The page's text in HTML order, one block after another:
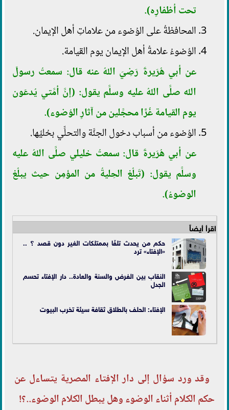
تحت أظفارِه).
المحافظةُ على الوُضوء من علاماتِ أهل الإيمان.
الوُضوءُ علامةُ أهل الإيمان يوم القيامة.
عن أبي هُرَيرةَ رَضِيَ اللهُ عنه قال: سمعتُ رسولَ
الله صلَّى اللهُ عليه وسلَّم يقول: (إنَّ أمَّتي يُدعَون
يوم القيامة غُرًّا محجَّلين من آثارِ الوُضوء).
الوُضوء من أسباب دخول الجنَّة والتحلِّي بحُليِّها.
عن أبي هُرَيرةَ قال: سمعتُ خليلي صلَّى اللهُ عليه
وسلَّم يقول: (تَبلُغ الحِليةُ من المؤمِن حيث يبلُغ
الوضوءُ).
اقرأ أيضاً
حكم من يحدث تلفًا بممتلكات الغير دون قصد ؟ ..
«الإفتاء» ترد
النقاب بين الفرض والسنة والعادة.. دار الإفتاء تحسم
الجدل
الإفتاء: الحلف بالطلاق ثقافة سيئة تخرب البيوت
وقد ورد سؤال إلى دار الإفتاء المصرية يتساءل عن
حكم الكلام أثناء الوضوء وهل يبطل الكلام الوضوء..؟!